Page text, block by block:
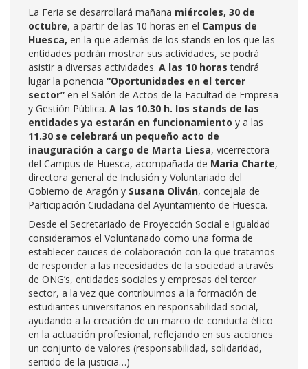
La Feria se desarrollará mañana miércoles, 30 de
octubre, a partir de las 10 horas en el Campus de
Huesca, en la que además de los stands en los que las
entidades podrán mostrar sus actividades, se podrá
asistir a diversas actividades. A las 10 horas tendrá
lugar la ponencia “Oportunidades en el tercer
sector” en el Salón de Actos de la Facultad de Empresa
y Gestión Pública. A las 10.30 h. los stands de las
entidades ya estarán en funcionamiento y a las
11.30 se celebrará un pequeño acto de
inauguración a cargo de Marta Liesa, vicerrectora
del Campus de Huesca, acompañada de María Charte,
directora general de Inclusión y Voluntariado del
Gobierno de Aragón y Susana Oliván, concejala de
Participación Ciudadana del Ayuntamiento de Huesca.
Desde el Secretariado de Proyección Social e Igualdad
consideramos el Voluntariado como una forma de
establecer cauces de colaboración con la que tratamos
de responder a las necesidades de la sociedad a través
de ONG’s, entidades sociales y empresas del tercer
sector, a la vez que contribuimos a la formación de
estudiantes universitarios en responsabilidad social,
ayudando a la creación de un marco de conducta ético
en la actuación profesional, reflejando en sus acciones
un conjunto de valores (responsabilidad, solidaridad,
sentido de la justicia…)